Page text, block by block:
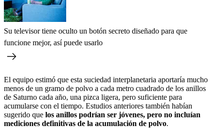
Su televisor tiene oculto un botón secreto diseñado para que
funcione mejor, así puede usarlo
El equipo estimó que esta suciedad interplanetaria aportaría mucho
menos de un gramo de polvo a cada metro cuadrado de los anillos
de Saturno cada año, una pizca ligera, pero suficiente para
acumularse con el tiempo. Estudios anteriores también habían
sugerido que los anillos podrían ser jóvenes, pero no incluían
mediciones definitivas de la acumulación de polvo.